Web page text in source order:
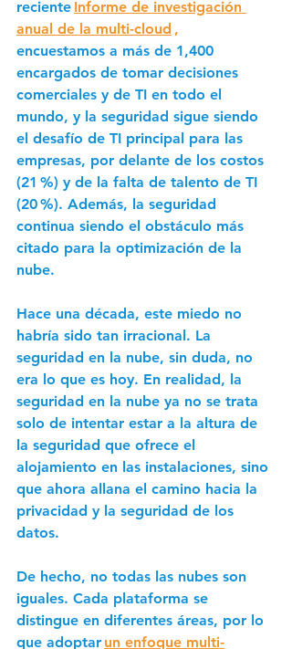
reciente Informe de investigación
anual de la multi-cloud ,
encuestamos a más de 1,400
encargados de tomar decisiones
comerciales y de TI en todo el
mundo, y la seguridad sigue siendo
el desafío de TI principal para las
empresas, por delante de los costos
(21 %) y de la falta de talento de TI
(20 %). Además, la seguridad
continua siendo el obstáculo más
citado para la optimización de la
nube.
Hace una década, este miedo no
habría sido tan irracional. La
seguridad en la nube, sin duda, no
era lo que es hoy. En realidad, la
seguridad en la nube ya no se trata
solo de intentar estar a la altura de
la seguridad que ofrece el
alojamiento en las instalaciones, sino
que ahora allana el camino hacia la
privacidad y la seguridad de los
datos.
De hecho, no todas las nubes son
iguales. Cada plataforma se
distingue en diferentes áreas, por lo
que adoptar un enfoque multi-